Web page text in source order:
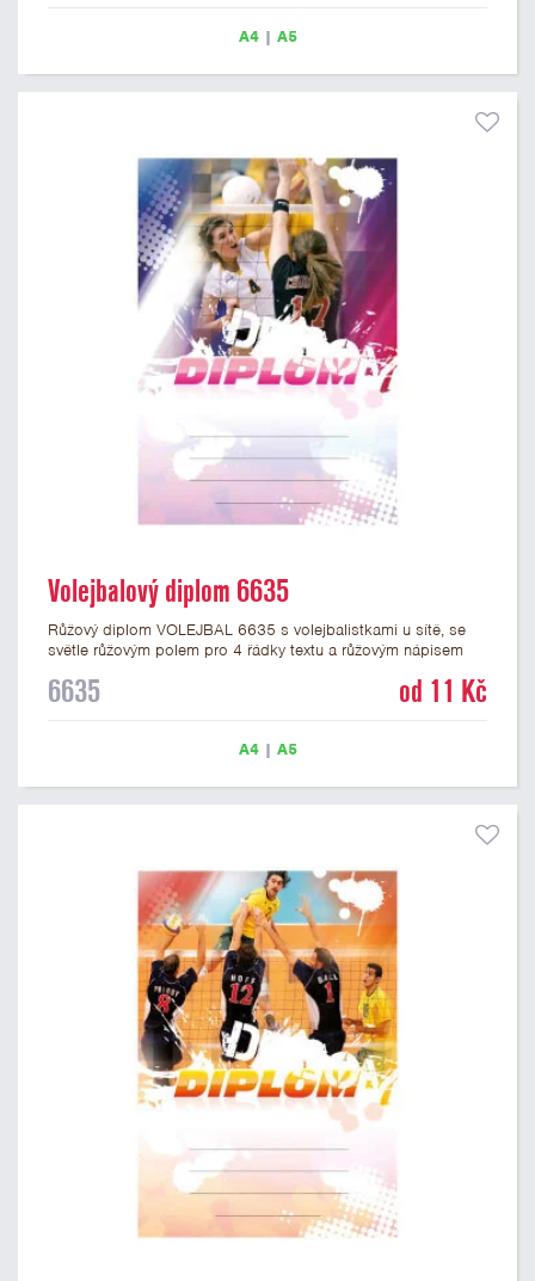
A4| A5
Volejbalový diplom 6635
Růžový diplom VOLEJBAL 6635 s volejbalistkami u sítě, se
světle růžovým polem pro 4 řádky textu a růžovým nápisem
Papírový diplom s motivem VOLEJBAL má gramáž 250 g/m2.
6635 od 11 Kč
A4| A5